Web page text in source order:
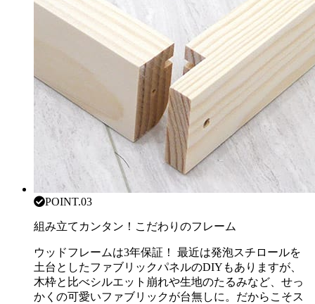
POINT.03
組み立てカンタン！こだわりのフレーム
ウッドフレームは3年保証！ 最近は発泡スチロールを
土台としたファブリックパネルのDIYもありますが、
木枠と比べシルエット崩れや生地のたるみなど、せっ
かくの可愛いファブリックが台無しに。だからこそス